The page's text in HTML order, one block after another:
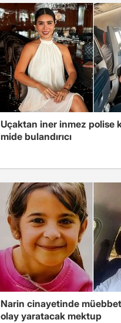
Uçaktan iner inmez polise
mide bulandırıcı
Narin cinayetinde
olay yaratacak mektup